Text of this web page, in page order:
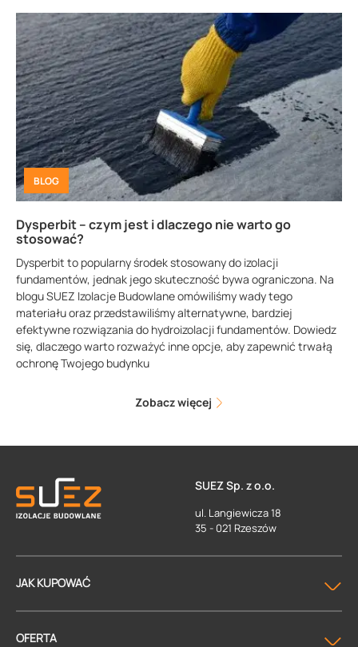
BLOG
Dysperbit – czym jest i dlaczego nie warto go
stosować?
Dysperbit to popularny środek stosowany do izolacji
fundamentów, jednak jego skuteczność bywa ograniczona. Na
blogu SUEZ Izolacje Budowlane omówiliśmy wady tego
materiału oraz przedstawiliśmy alternatywne, bardziej
efektywne rozwiązania do hydroizolacji fundamentów. Dowiedz
się, dlaczego warto rozważyć inne opcje, aby zapewnić trwałą
ochronę Twojego budynku
Zobacz więcej
SUEZ Sp. z o.o.
ul. Langiewicza 18
35 - 021 Rzeszów
JAK KUPOWAĆ
OFERTA